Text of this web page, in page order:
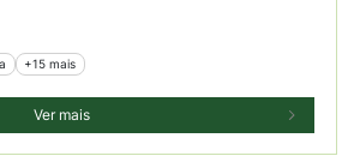
+15 mais
Ver mais